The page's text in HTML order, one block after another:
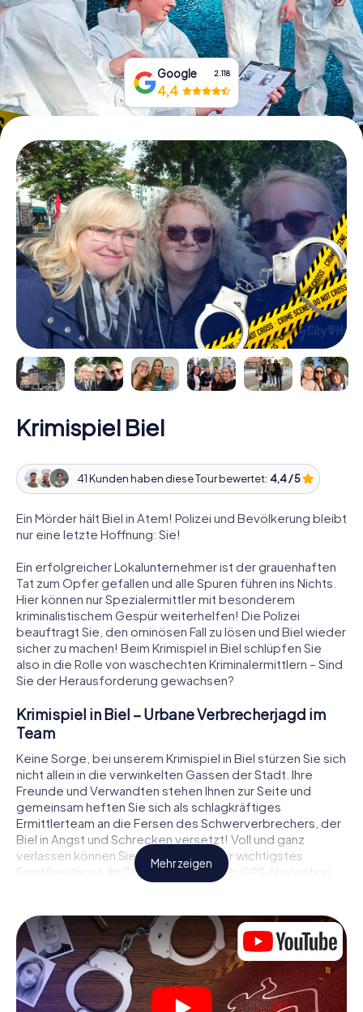
Gutscheine bestellen
Google 2.118
4,4
Krimispiel Biel
41 Kunden haben diese Tour bewertet: 4,4 / 5
Ein Mörder hält Biel in Atem! Polizei und Bevölkerung bleibt
nur eine letzte Hoffnung: Sie!
Ein erfolgreicher Lokalunternehmer ist der grauenhaften
Tat zum Opfer gefallen und alle Spuren führen ins Nichts.
Hier können nur Spezialermittler mit besonderem
kriminalistischem Gespür weiterhelfen! Die Polizei
beauftragt Sie, den ominösen Fall zu lösen und Biel wieder
sicher zu machen! Beim Krimispiel in Biel schlüpfen Sie
also in die Rolle von waschechten Kriminalermittlern – Sind
Sie der Herausforderung gewachsen?
Krimispiel in Biel – Urbane Verbrecherjagd im
Team
Keine Sorge, bei unserem Krimispiel in Biel stürzen Sie sich
nicht allein in die verwinkelten Gassen der Stadt. Ihre
Freunde und Verwandten stehen Ihnen zur Seite und
gemeinsam heften Sie sich als schlagkräftiges
Ermittlerteam an die Fersen des Schwerverbrechers, der
Biel in Angst und Schrecken versetzt! Voll und ganz
verlassen können Sie sich dabei auf Ihr wichtigstes
Ermittlerutensil, Ihr Smartphone. Mittels GPS-Navigation
leitet es Sie auf Ihrer Spurensuche zum Tatort, zu
Verbindung stehen, und schließlich zum Mörder. An jedem
Ort knacken Sie knifflige Rätsel und kommen so Stück für
Stück der Lösung des Falls immer näher. Anders als bei
einem klassischen Krimi Dinner in Biel bestimmen also Sie
das Geschehen, bewegen sich an der frischen Luft und
entdecken obendrein die Stadt mit ganz neuen Augen.
Mehr zeigen